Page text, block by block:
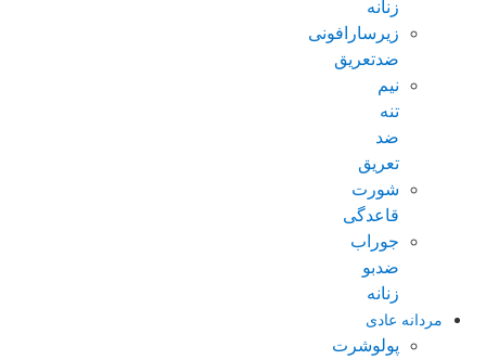
زنانه
زیرسارافونی
ضدتعریق
نیم
تنه
ضد
تعریق
شورت
قاعدگی
جوراب
ضدبو
زنانه
مردانه عادی
پولوشرت